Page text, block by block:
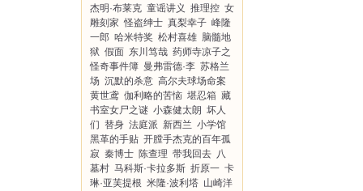
杰明·布莱克 童谣讲义 推理控 女
雕刻家 怪盗绅士 真梨幸子 峰隆
一郎 哈米特奖 松村喜雄 脑髓地
狱 假面 东川笃哉 药师寺凉子之
怪奇事件簿 曼弗雷德·李 苏格兰
场 沉默的杀意 高尔夫球场命案
黄世鸢 伽利略的苦恼 堪忍箱 藏
书室女尸之谜 小森健太朗 坏人
们 替身 法庭派 新西兰 小学馆
黑革的手贴 开膛手杰克的百年孤
寂 秦博士 陈查理 带我回去 八
墓村 马科斯·卡拉多斯 折原一 卡
琳·亚芙提根 米隆·波利塔 山崎洋